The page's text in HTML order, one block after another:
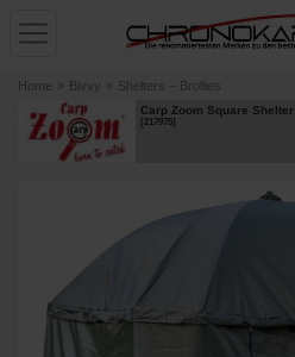
Home » Bivvy » Shelters – Brollies
Carp Zoom Square Shelter
[217975]